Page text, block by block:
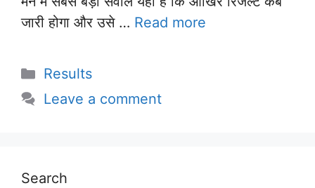
जारी होगा और उसे … Read more
Categories
Results
Leave a comment
Search